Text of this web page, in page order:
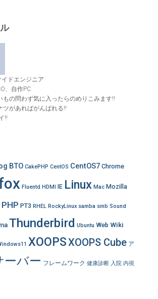
ドエンジニア
、自作PC
もの問わず気に入ったらのめりこみます!!
ツがあればがんばれる!!
!!
BTO CakePHP CentOS CentOS7 Chrome
Fluentd HDMI IE Linux Mac Mozilla
PHP PT3 RHEL RockyLinux samba smb Sound
Thunderbird Ubuntu Web Wiki
XOOPSXOOPS Cube ア
ーバー フレームワーク 健康診断 入院 内視